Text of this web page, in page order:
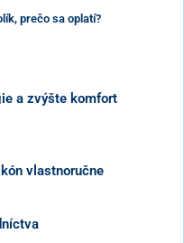
prečo sa oplatí?
a zvýšte komfort
vlastnoručne